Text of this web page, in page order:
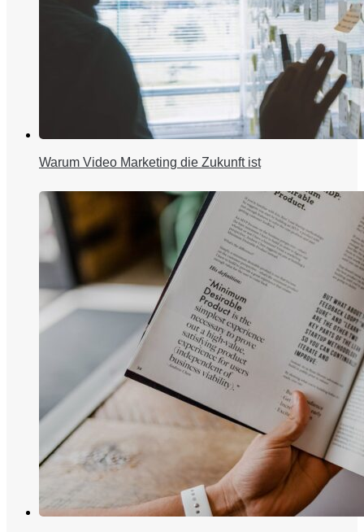
Warum Video Marketing die Zukunft ist